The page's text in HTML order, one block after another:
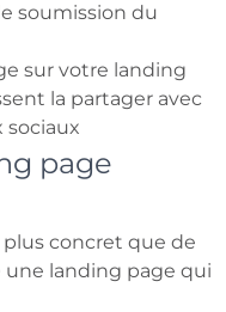
soumission du
sur votre landing
la partager avec
sociaux
page
plus concret que de
landing page qui